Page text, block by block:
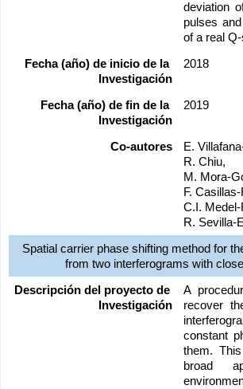
deviation
pulses
of a real
Fecha (año) de inicio de la
Investigación
2018
Fecha (año) de fin de la
Investigación
2019
Co-autores
E.
R. Chiu,
M. Mora-
F.
C.I. Medel-
R. Sevilla-
Spatial carrier phase shifting method for
from two interferograms with
Descripción del proyecto de
Investigación
A
recover
constant
them.
broad